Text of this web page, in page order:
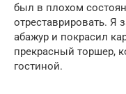
был в плохом
отреставрировать. Я
абажур и покрасил
прекрасный торшер,
гостиной.